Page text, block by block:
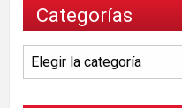
Categorías
Categorías